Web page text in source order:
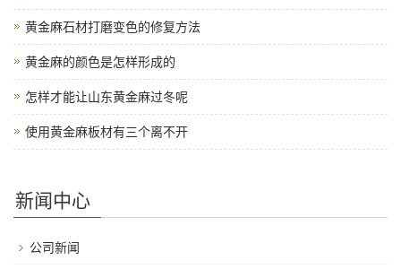
黄金麻石材打磨变色的修复方法
黄金麻的颜色是怎样形成的
怎样才能让山东黄金麻过冬呢
使用黄金麻板材有三个离不开
新闻中心
公司新闻